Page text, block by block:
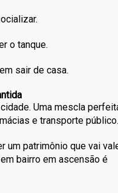
o tanque.
sair de casa.
Uma mescla
e transporte público.
um patrimônio que vai
bairro em ascensão é